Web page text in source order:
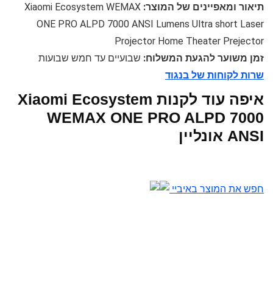
תיאור ומאפיינים של המוצר: Xiaomi Ecosystem WEMAX
ONE PRO ALPD 7000 ANSI Lumens Ultra short Laser
Projector Home Theater Prejector
זמן משוער להגעת המשלוח: שבועיים עד חמש שבועות
שרות לקוחות של בנגוד
איפה עוד לקנות Xiaomi Ecosystem
WEMAX ONE PRO ALPD 7000
ANSI אונליין
חפש את המוצר באיביי